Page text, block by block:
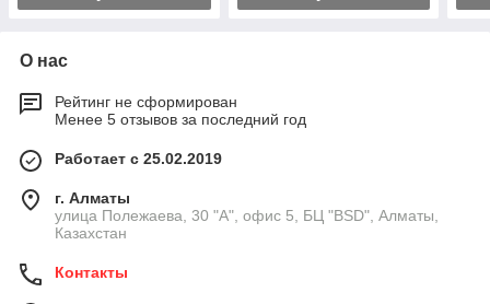
О нас
Рейтинг не сформирован
Менее 5 отзывов за последний год
Работает с 25.02.2019
г. Алматы
улица Полежаева, 30 "А", офис 5, БЦ "BSD", Алматы,
Казахстан
Контакты